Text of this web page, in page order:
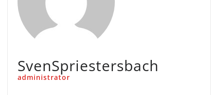
SvenSpriestersbach
administrator